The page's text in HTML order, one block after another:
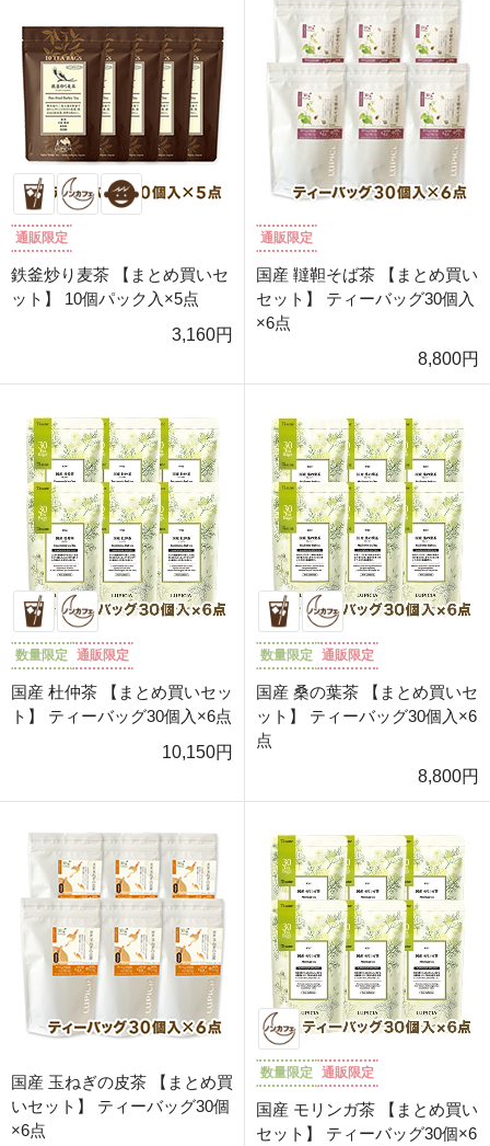
通販限定
鉄釜炒り麦茶 【まとめ買いセ
ット】 10個パック入×5点
3,160円
通販限定
国産 韃靼そば茶 【まとめ買い
セット】 ティーバッグ30個入
×6点
8,800円
数量限定 通販限定
国産 杜仲茶 【まとめ買いセッ
ト】 ティーバッグ30個入×6点
10,150円
数量限定 通販限定
国産 桑の葉茶 【まとめ買いセ
ット】 ティーバッグ30個入×6
点
8,800円
国産 玉ねぎの皮茶 【まとめ買
いセット】 ティーバッグ30個
×6点
数量限定 通販限定
国産 モリンガ茶 【まとめ買い
セット】 ティーバッグ30個×6